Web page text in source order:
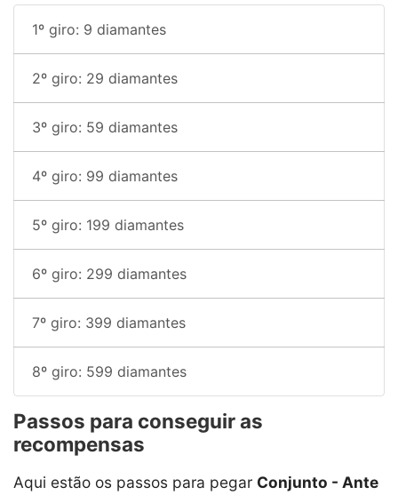
1º giro: 9 diamantes
2º giro: 29 diamantes
3º giro: 59 diamantes
4º giro: 99 diamantes
5º giro: 199 diamantes
6º giro: 299 diamantes
7º giro: 399 diamantes
8º giro: 599 diamantes
Passos para conseguir as
recompensas
Aqui estão os passos para pegar Conjunto - Ante